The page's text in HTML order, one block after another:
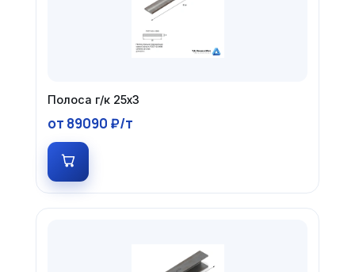
Полоса г/к 25х3
от 89090 ₽/т